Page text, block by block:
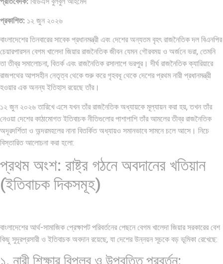
প্রকাশিত: ১২ জুন ২০২৬
বাংলাদেশের তিনবারের সাবেক প্রধানমন্ত্রী এবং দেশের অন্যতম বৃহৎ রাজনৈতিক দল বিএনপির
চেয়ারপারসন বেগম খালেদা জিয়ার রাজনৈতিক জীবন যেমন গৌরবময় ও অর্জনে ভরা, তেমনি
তা তীব্র সমালোচনা, বিতর্ক এবং রাজনৈতিক রসালাপে ভরপুর। দীর্ঘ রাজনৈতিক ক্যারিয়ারে
রাজপথের আপসহীন নেতৃত্ব থেকে শুরু করে গৃহবধূ থেকে দেশের প্রথম নারী প্রধানমন্ত্রী
হওয়ার এক অনন্য ইতিহাস রয়েছে তাঁর।
১২ জুন ২০২৬ তারিখে এসে যখন তাঁর রাজনৈতিক অধ্যায়কে মূল্যায়ন করা হয়, তখন তাঁর
নেওয়া দেশের কাঠামোগত ইতিবাচক নীতিগুলোর পাশাপাশি তাঁর আমলের তীব্র রাজনৈতিক
অদূরদর্শিতা ও অন্দরমহলের নানা বিতর্কিত অধ্যায়ও সমানভাবে সামনে চলে আসে। নিচে
বিস্তারিত আলোচনা করা হলো:
প্রথম অংশ: রাষ্ট্র গঠনে অবদানের খতিয়ান
(ইতিবাচক দিকসমূহ)
বাংলাদেশের আর্থ-সামাজিক প্রেক্ষাপট পরিবর্তনের পেছনে বেগম খালেদা জিয়ার সরকারের বেশ
কিছু সুদূরপ্রসারী ও ইতিবাচক অবদান রয়েছে, যা দেশের উন্নয়ন সূচকে বড় ভূমিকা রেখেছে: